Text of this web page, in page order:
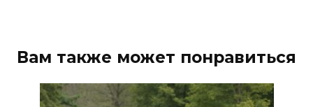
Вам также может понравиться